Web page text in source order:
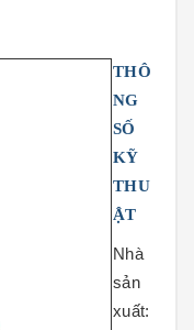
THÔ
NG
SỐ
KỸ
THU
ẬT
Nhà
sản
xuất: